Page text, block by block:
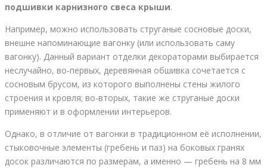
подшивки карнизного свеса крыши.
Например, можно использовать струганые сосновые доски,
внешне напоминающие вагонку (или использовать саму
вагонку). Данный вариант отделки декораторами выбирается
неслучайно, во-первых, деревянная обшивка сочетается с
сосновым брусом, из которого выполнены стены жилого
строения и кровля; во-вторых, такие же струганые доски
применяют и в оформлении интерьеров.
Однако, в отличие от вагонки в традиционном её исполнении,
стыковочные элементы (гребень и паз) на боковых гранях
досок различаются по размерам, а именно — гребень на 8 мм